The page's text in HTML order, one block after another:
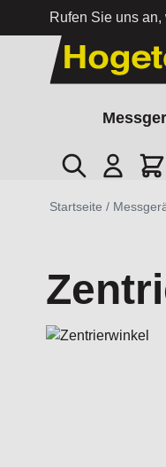
Rufen Sie uns
Zum Inhalt springen
Suche Cart
Startseite /